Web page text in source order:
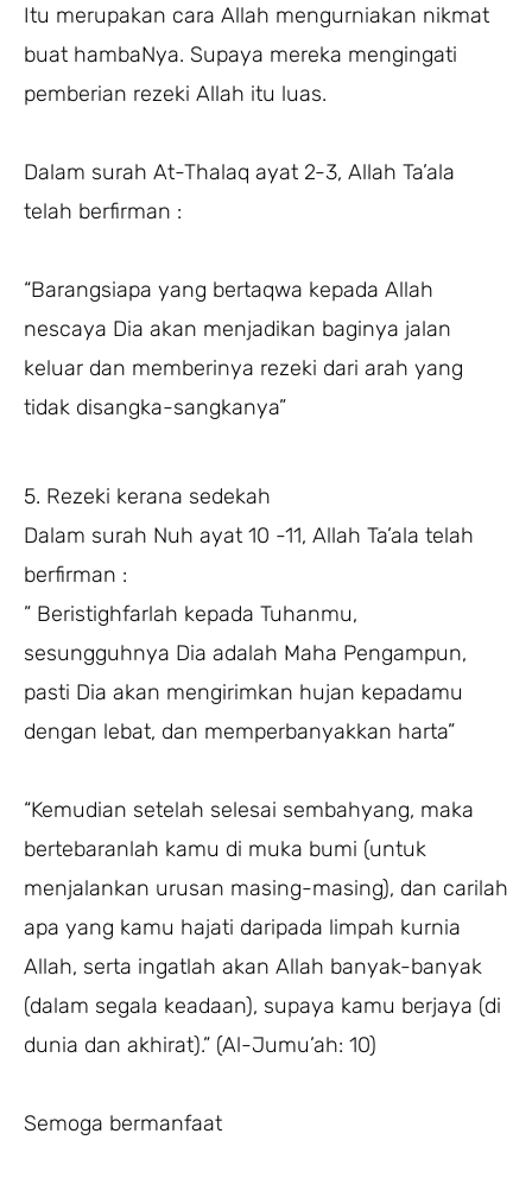
Itu merupakan cara Allah mengurniakan nikmat
buat hambaNya. Supaya mereka mengingati
pemberian rezeki Allah itu luas.
Dalam surah At-Thalaq ayat 2-3, Allah Ta’ala
telah berfirman :
“Barangsiapa yang bertaqwa kepada Allah
nescaya Dia akan menjadikan baginya jalan
keluar dan memberinya rezeki dari arah yang
tidak disangka-sangkanya”
5. Rezeki kerana sedekah
Dalam surah Nuh ayat 10 -11, Allah Ta’ala telah
berfirman :
” Beristighfarlah kepada Tuhanmu,
sesungguhnya Dia adalah Maha Pengampun,
pasti Dia akan mengirimkan hujan kepadamu
dengan lebat, dan memperbanyakkan harta”
“Kemudian setelah selesai sembahyang, maka
bertebaranlah kamu di muka bumi (untuk
menjalankan urusan masing-masing), dan carilah
apa yang kamu hajati daripada limpah kurnia
Allah, serta ingatlah akan Allah banyak-banyak
(dalam segala keadaan), supaya kamu berjaya (di
dunia dan akhirat).” (Al-Jumu’ah: 10)
Semoga bermanfaat